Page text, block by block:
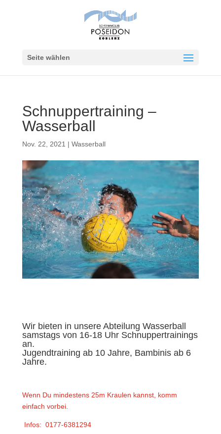
Seite wählen
Schnuppertraining –
Wasserball
Nov. 22, 2021 | Wasserball
Wir bieten in unsere Abteilung Wasserball
samstags von 16-18 Uhr Schnuppertrainings
an.
Jugendtraining ab 10 Jahre, Bambinis ab 6
Jahre.
Wenn Du mindestens 25m Kraulen kannst, komm
einfach vorbei.
Infos: 0177-6381294